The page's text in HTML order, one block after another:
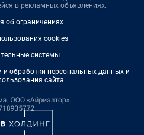
в рекламных объявлениях.
об ограничениях
cookies
системы
обработки персональных данных и
сайта